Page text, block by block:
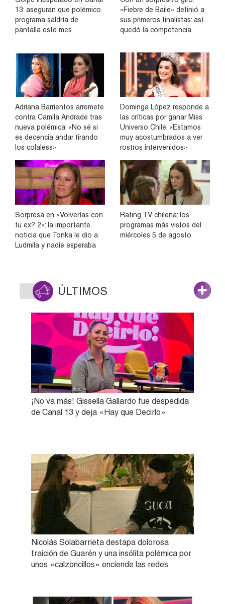
13: aseguran que polémico
programa saldría de
pantalla este mes
«Fiebre de Baile» definió a
sus primeros finalistas: así
quedó la competencia
Adriana Barrientos arremete
contra Camila Andrade tras
nueva polémica: «No sé si
es decencia andar tirando
los colaless»
Dominga López responde a
las críticas por ganar Miss
Universo Chile: «Estamos
muy acostumbrados a ver
rostros intervenidos»
Sorpresa en «Volverías con
tu ex? 2»: la importante
noticia que Tonka le dio a
Ludmila y nadie esperaba
Rating TV chilena: los
programas más vistos del
miércoles 5 de agosto
ÚLTIMOS
¡No va más! Gissella Gallardo fue despedida
de Canal 13 y deja «Hay que Decirlo»
Nicolás Solabarrieta destapa dolorosa
traición de Guarén y una insólita polémica por
unos «calzoncillos» enciende las redes